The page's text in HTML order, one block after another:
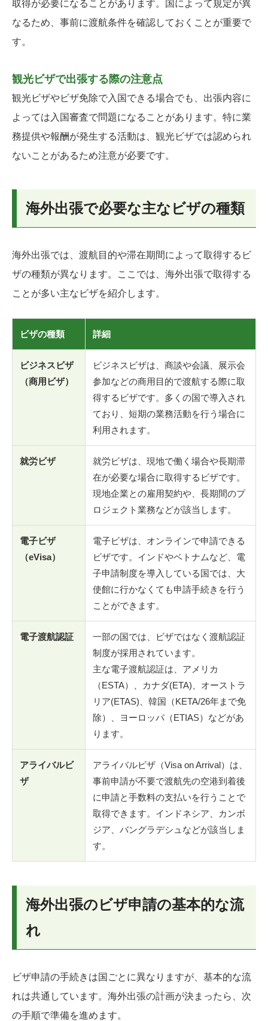
取得が必要になることがあります。国によって規定が異
なるため、事前に渡航条件を確認しておくことが重要で
す。
観光ビザで出張する際の注意点
観光ビザやビザ免除で入国できる場合でも、出張内容に
よっては入国審査で問題になることがあります。特に業
務提供や報酬が発生する活動は、観光ビザでは認められ
ないことがあるため注意が必要です。
海外出張で必要な主なビザの種類
海外出張では、渡航目的や滞在期間によって取得するビ
ザの種類が異なります。ここでは、海外出張で取得する
ことが多い主なビザを紹介します。
ビザの種類 詳細
ビジネスビザ
（商用ビザ）
ビジネスビザは、商談や会議、展示会
参加などの商用目的で渡航する際に取
得するビザです。多くの国で導入され
ており、短期の業務活動を行う場合に
利用されます。
就労ビザ
就労ビザは、現地で働く場合や長期滞
在が必要な場合に取得するビザです。
現地企業との雇用契約や、長期間のプ
ロジェクト業務などが該当します。
電子ビザ
（eVisa）
電子ビザは、オンラインで申請できる
ビザです。インドやベトナムなど、電
子申請制度を導入している国では、大
使館に行かなくても申請手続きを行う
ことができます。
電子渡航認証
一部の国では、ビザではなく渡航認証
制度が採用されています。
主な電子渡航認証は、アメリカ
（ESTA）、カナダ(ETA)、オーストラ
リア(ETAS)、韓国（KETA/26年まで免
除）、ヨーロッパ（ETIAS）などがあ
ります。
アライバルビ
ザ
アライバルビザ（Visa on Arrival）は、
事前申請が不要で渡航先の空港到着後
に申請と手数料の支払いを行うことで
取得できます。インドネシア、カンボ
ジア、バングラデシュなどが該当しま
す。
海外出張のビザ申請の基本的な流
れ
ビザ申請の手続きは国ごとに異なりますが、基本的な流
れは共通しています。海外出張の計画が決まったら、次
の手順で準備を進めます。